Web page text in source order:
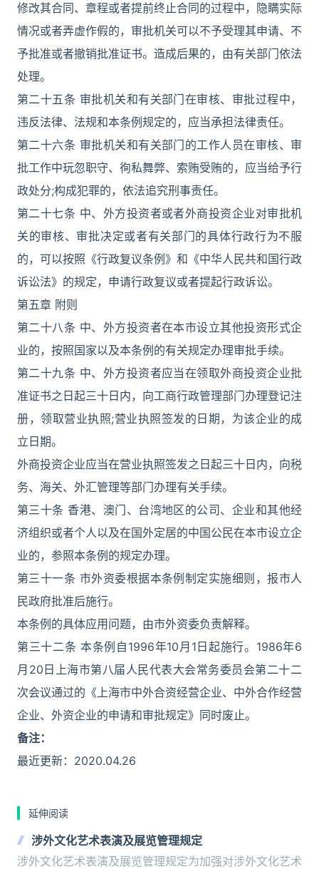
修改其合同、章程或者提前终止合同的过程中，隐瞒实际
情况或者弄虚作假的，审批机关可以不予受理其申请、不
予批准或者撤销批准证书。造成后果的，由有关部门依法
处理。
第二十五条 审批机关和有关部门在审核、审批过程中，
违反法律、法规和本条例规定的，应当承担法律责任。
第二十六条 审批机关和有关部门的工作人员在审核、审
批工作中玩忽职守、徇私舞弊、索贿受贿的，应当给予行
政处分;构成犯罪的，依法追究刑事责任。
第二十七条 中、外方投资者或者外商投资企业对审批机
关的审核、审批决定或者有关部门的具体行政行为不服
的，可以按照《行政复议条例》和《中华人民共和国行政
诉讼法》的规定，申请行政复议或者提起行政诉讼。
第五章 附则
第二十八条 中、外方投资者在本市设立其他投资形式企
业的，按照国家以及本条例的有关规定办理审批手续。
第二十九条 中、外方投资者应当在领取外商投资企业批
准证书之日起三十日内，向工商行政管理部门办理登记注
册，领取营业执照;营业执照签发的日期，为该企业的成
立日期。
外商投资企业应当在营业执照签发之日起三十日内，向税
务、海关、外汇管理等部门办理有关手续。
第三十条 香港、澳门、台湾地区的公司、企业和其他经
济组织或者个人以及在国外定居的中国公民在本市设立企
业的，参照本条例的规定办理。
第三十一条 市外资委根据本条例制定实施细则，报市人
民政府批准后施行。
本条例的具体应用问题，由市外资委负责解释。
第三十二条 本条例自1996年10月1日起施行。1986年6
月20日上海市第八届人民代表大会常务委员会第二十二
次会议通过的《上海市中外合资经营企业、中外合作经营
企业、外资企业的申请和审批规定》同时废止。
备注：
最近更新：2020.04.26
延伸阅读
涉外文化艺术表演及展览管理规定
涉外文化艺术表演及展览管理规定为加强对涉外文化艺术